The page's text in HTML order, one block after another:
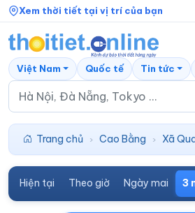
Xem thời tiết tại vị trí của bạn
Việt Nam Quốc tế Tin tức
Trang chủ › Cao Bằng › Xã
Hiện tại Theo giờ Ngày mai 3